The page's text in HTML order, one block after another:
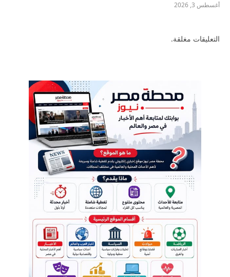
أغسطس 3, 2026
التعليقات مغلقة.